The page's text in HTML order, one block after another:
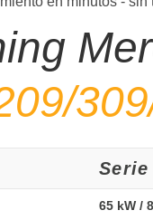
Serie
65 kW /